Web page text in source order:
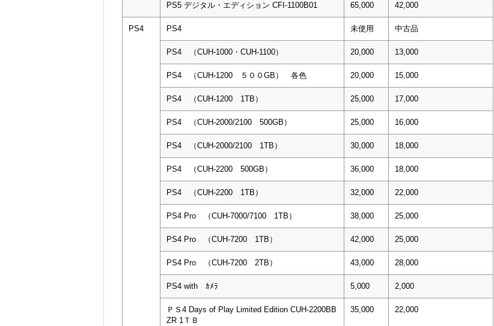
PS5 デジタル・エディション CFI-1100B01 65,000 42,000
PS4 PS4 未使用 中古品
PS4 （CUH-1000・CUH-1100） 20,000 13,000
PS4 （CUH-1200 ５００GB） 各色 20,000 15,000
PS4 （CUH-1200 1TB） 25,000 17,000
PS4 （CUH-2000/2100 500GB） 25,000 16,000
PS4 （CUH-2000/2100 1TB） 30,000 18,000
PS4 （CUH-2200 500GB） 36,000 18,000
PS4 （CUH-2200 1TB） 32,000 22,000
PS4 Pro （CUH-7000/7100 1TB） 38,000 25,000
PS4 Pro （CUH-7200 1TB） 42,000 25,000
PS4 Pro （CUH-7200 2TB） 43,000 28,000
PS4 with ｶﾒﾗ 5,000 2,000
ＰＳ4 Days of Play Limited Edition CUH-2200BB
ZR 1ＴＢ
35,000 22,000